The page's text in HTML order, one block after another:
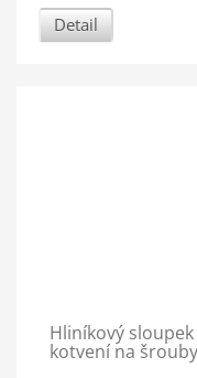
Detail
Hliníkový
kotvení na šrouby